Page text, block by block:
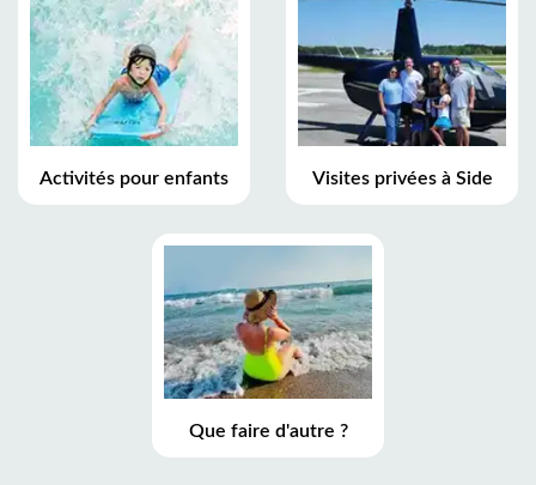
Activités pour enfants Visites privées à Side
Que faire d'autre ?